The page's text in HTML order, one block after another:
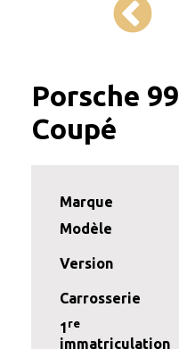
Porsche
Coupé
Marque
Modèle
Version
Carrosserie
1 re
immatriculation